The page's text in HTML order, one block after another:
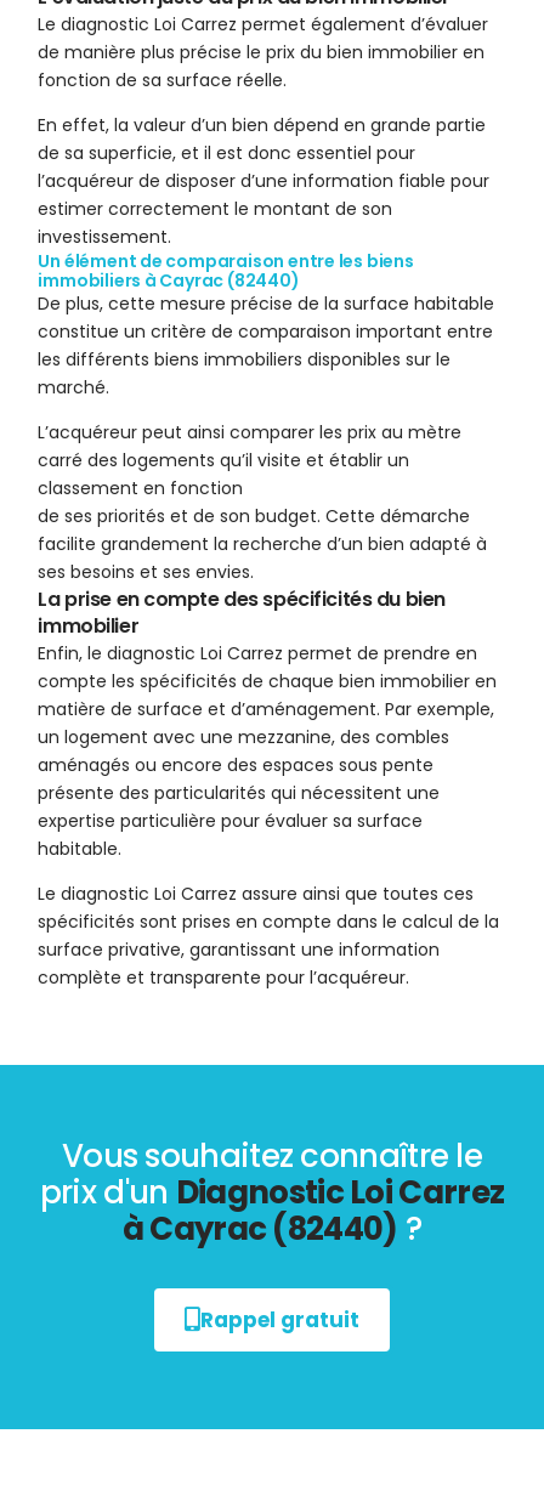
Le diagnostic Loi Carrez permet également d’évaluer
de manière plus précise le prix du bien immobilier en
fonction de sa surface réelle.
En effet, la valeur d’un bien dépend en grande partie
de sa superficie, et il est donc essentiel pour
l’acquéreur de disposer d’une information fiable pour
estimer correctement le montant de son
investissement.
Un élément de comparaison entre les biens
immobiliers à Cayrac (82440)
De plus, cette mesure précise de la surface habitable
constitue un critère de comparaison important entre
les différents biens immobiliers disponibles sur le
marché.
L’acquéreur peut ainsi comparer les prix au mètre
carré des logements qu’il visite et établir un
classement en fonction
de ses priorités et de son budget. Cette démarche
facilite grandement la recherche d’un bien adapté à
ses besoins et ses envies.
La prise en compte des spécificités du bien
immobilier
Enfin, le diagnostic Loi Carrez permet de prendre en
compte les spécificités de chaque bien immobilier en
matière de surface et d’aménagement. Par exemple,
un logement avec une mezzanine, des combles
aménagés ou encore des espaces sous pente
présente des particularités qui nécessitent une
expertise particulière pour évaluer sa surface
habitable.
Le diagnostic Loi Carrez assure ainsi que toutes ces
spécificités sont prises en compte dans le calcul de la
surface privative, garantissant une information
complète et transparente pour l’acquéreur.
Vous souhaitez connaître le
prix d'un Diagnostic Loi Carrez
à Cayrac (82440) ?
Rappel gratuit